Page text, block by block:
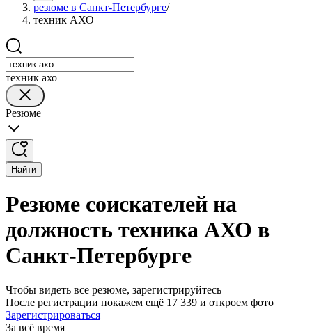
резюме в Санкт-Петербурге/
техник АХО
техник ахо
Резюме
Найти
Резюме соискателей на
должность техника АХО в
Санкт-Петербурге
Чтобы видеть все резюме, зарегистрируйтесь
После регистрации покажем ещё 17 339 и откроем фото
Зарегистрироваться
За всё время